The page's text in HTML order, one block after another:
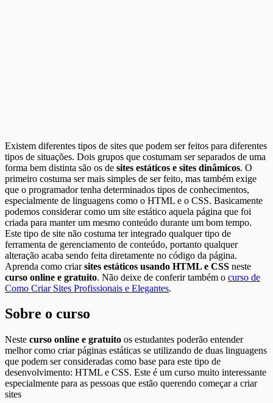
Existem diferentes tipos de sites que podem ser feitos para diferentes
tipos de situações. Dois grupos que costumam ser separados de uma
forma bem distinta são os de sites estáticos e sites dinâmicos. O
primeiro costuma ser mais simples de ser feito, mas também exige
que o programador tenha determinados tipos de conhecimentos,
especialmente de linguagens como o HTML e o CSS. Basicamente
podemos considerar como um site estático aquela página que foi
criada para manter um mesmo conteúdo durante um bom tempo.
Este tipo de site não costuma ter integrado qualquer tipo de
ferramenta de gerenciamento de conteúdo, portanto qualquer
alteração acaba sendo feita diretamente no código da página.
Aprenda como criarsites estáticos usando HTML e CSS neste
curso online e gratuito. Não deixe de conferir também o curso de
Como Criar Sites Profissionais e Elegantes.
Sobre o curso
Neste curso online e gratuito os estudantes poderão entender
melhor como criar páginas estáticas se utilizando de duas linguagens
que podem ser consideradas como base para este tipo de
desenvolvimento: HTML e CSS. Este é um curso muito interessante
especialmente para as pessoas que estão querendo começar a criar
sites